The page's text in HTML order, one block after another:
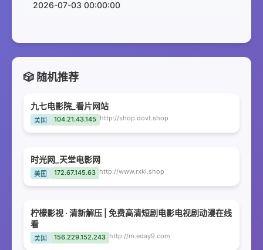
2026-07-03 00:00:00
🎲 随机推荐
九七电影院_看片网站
美国 104.21.43.145 http://shop.dovt.shop
时光网_天堂电影网
美国 172.67.145.63 http://www.rxki.shop
柠檬影视 · 清新解压 | 免费高清短剧电影电视剧动漫在线
看
美国 156.229.152.243 http://m.eday9.com